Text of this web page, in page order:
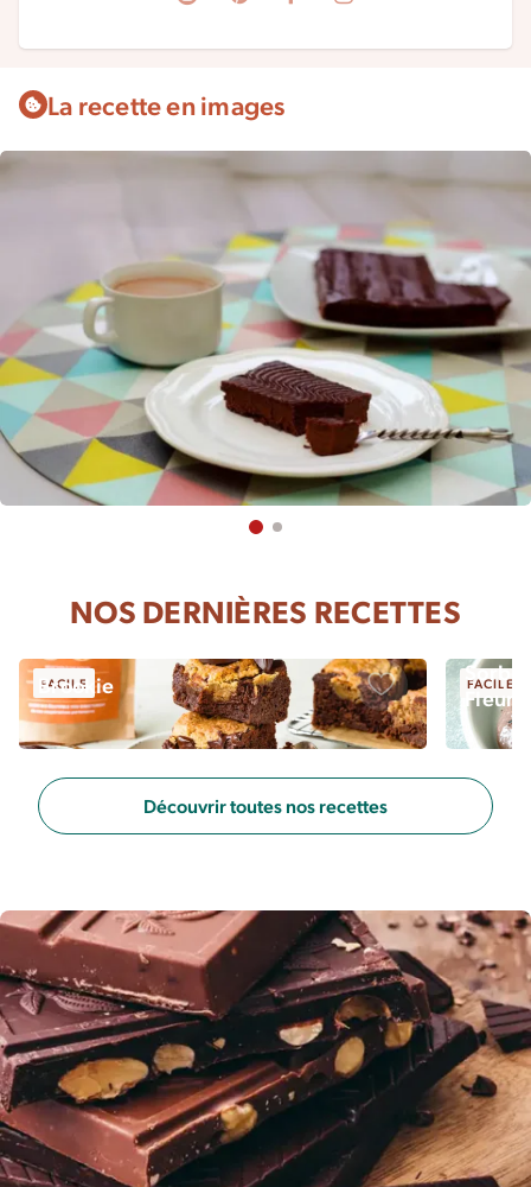
La recette en images
NOS DERNIÈRES RECETTES
FACILE
Brookie Sauvegarder
FACILE
Fleur
Découvrir toutes nos recettes